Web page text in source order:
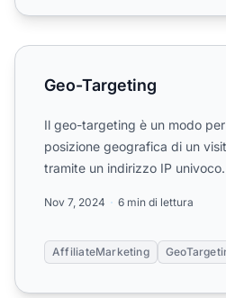
Geo-Targeting
Geo-Targeting
Il geo-targeting è un modo
posizione geografica di un
tramite un indirizzo IP
Nov 7, 2024 6 min di lettura
AffiliateMarketing